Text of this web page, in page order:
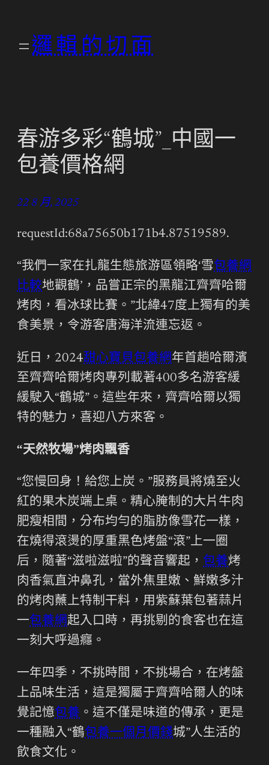
邏輯的切面
春游多彩“鶴城”_中國一
包養價格網
22 8 月, 2025
requestId:68a75650b171b4.87519589.
“我們一家在扎龍生態旅游區領略‘雪包養網
比較地觀鶴’，品嘗正宗的黑龍江齊齊哈爾
烤肉，看冰球比賽。”北緯47度上獨有的美
食美景，令游客唐海洋流連忘返。
近日，2024甜心寶貝包養網年首趟哈爾濱
至齊齊哈爾烤肉專列載著400多名游客緩
緩駛入“鶴城”。這些年來，齊齊哈爾以獨
特的魅力，喜迎八方來客。
“天然牧場”烤肉飄香
“您慢回身！給您上炭。”服務員將燒至火
紅的果木炭端上桌。精心腌制的大片牛肉
肥瘦相間，分布均勻的脂肪像雪花一樣，
在燒得滾燙的厚重黑色烤盤“滾”上一圈
后，隨著“滋啦滋啦”的聲音響起， 包養烤
肉香氣直沖鼻孔，當外焦里嫩、鮮嫩多汁
的烤肉蘸上特制干料，用紫蘇葉包著蒜片
一包養網起入口時，再挑剔的食客也在這
一刻大呼過癮。
一年四季，不挑時間，不挑場合，在烤盤
上品味生活，這是獨屬于齊齊哈爾人的味
覺記憶包養 。這不僅是味道的傳承，更是
一種融入“鶴包養一個月價錢城”人生活的
飲食文化。